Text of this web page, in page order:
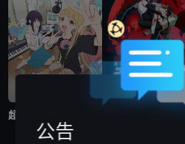
了起来，康一也为它高兴。可是，在这
康一听到村民们说“抓住一只河童能得一
蓝光画质
超时空辉夜姬！
蓝光画
公告